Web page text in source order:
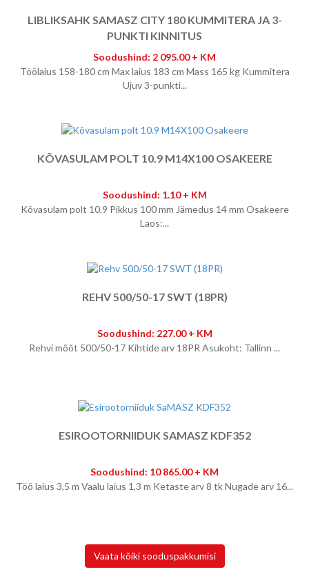
LIBLIKSAHK SAMASZ CITY 180 KUMMITERA JA 3-
PUNKTI KINNITUS
Soodushind: 2 095.00 + KM
Töölaius 158-180 cm Max laius 183 cm Mass 165 kg Kummitera
Ujuv 3-punkti...
KÕVASULAM POLT 10.9 M14X100 OSAKEERE
Soodushind: 1.10 + KM
Kõvasulam polt 10.9 Pikkus 100 mm Jämedus 14 mm Osakeere
Laos:...
REHV 500/50-17 SWT (18PR)
Soodushind: 227.00 + KM
Rehvi mõõt 500/50-17 Kihtide arv 18PR Asukoht: Tallinn ...
ESIROOTORNIIDUK SAMASZ KDF352
Soodushind: 10 865.00 + KM
Töö laius 3,5 m Vaalu laius 1,3 m Ketaste arv 8 tk Nugade arv 16...
Vaata kõiki sooduspakkumisi